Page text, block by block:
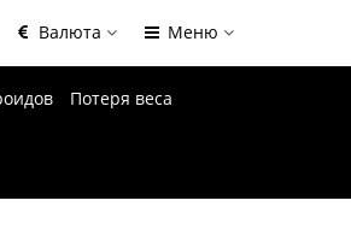
Валюта Меню
Потеря веса